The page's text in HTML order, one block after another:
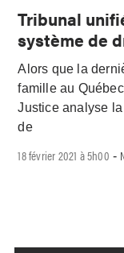
Tribunal
système de
Alors que la
famille au
Justice analyse
de
18 février 2021 à 5h00 -